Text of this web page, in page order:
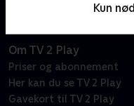
Kun
Om TV 2 Play
Priser og abonnement
Her kan du se TV 2 Play
Gavekort til TV 2 Play